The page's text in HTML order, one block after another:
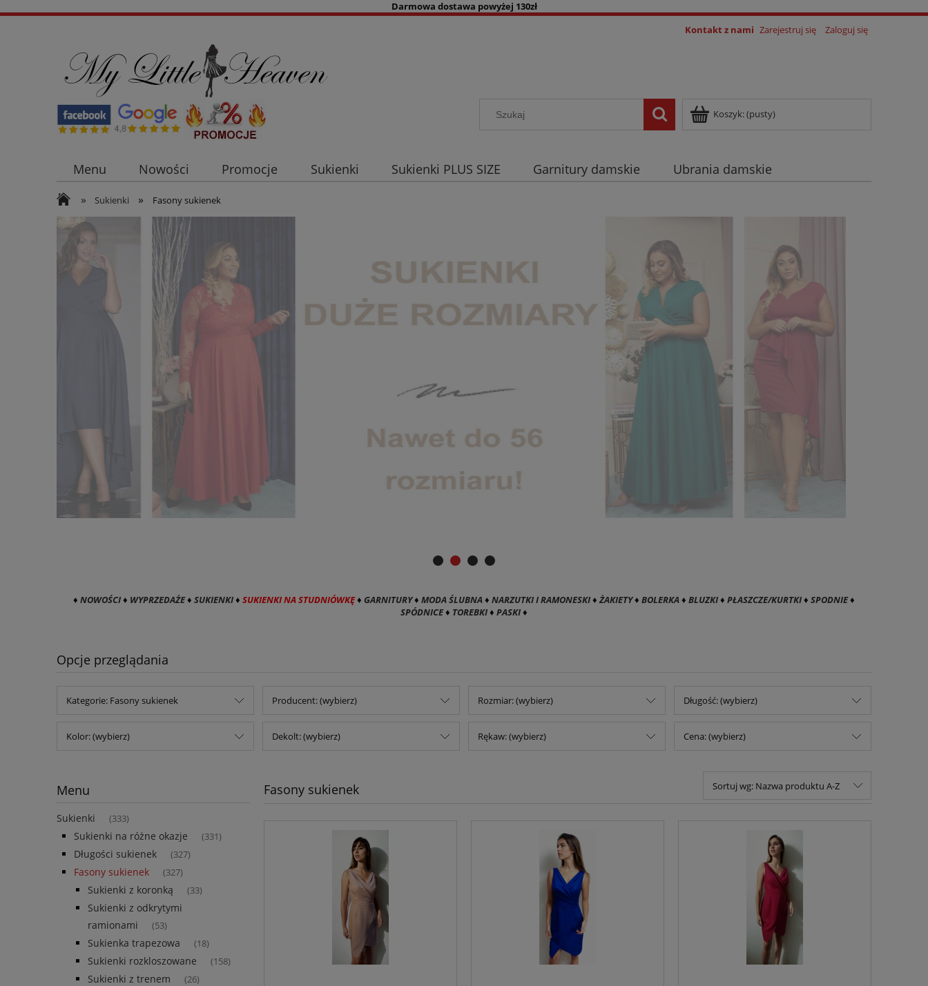
Darmowa dostawa powyżej 130zł
Kontakt z nami Zarejestruj się Zaloguj się
Koszyk:(pusty)
Menu Nowości Promocje Sukienki Sukienki PLUS SIZE Garnitury damskie
Ubrania damskie
Płaszcze i kurtki damskie
» Sukienki » Fasony sukienek
♦ NOWOŚCI♦ WYPRZEDAŻE♦ SUKIENKI♦ SUKIENKI NA STUDNIÓWKĘ♦ GARNITURY♦ MODA ŚLUBNA♦ NARZUTKI I RAMONESKI♦ŻAKIETY♦ BOLERKA♦ BLUZKI♦ PŁASZCZE/KURTKI♦ SPODNIE♦
SPÓDNICE♦ TOREBKI♦ PASKI♦
Opcje przeglądania
Kategorie: Fasony sukienek Producent: (wybierz) Rozmiar: (wybierz) Długość: (wybierz)
Kolor: (wybierz) Dekolt: (wybierz) Rękaw: (wybierz) Cena: (wybierz)
Menu
Sukienki (333)
Sukienki na różne okazje (331)
Długości sukienek (327)
Fasony sukienek (327)
Sukienki z koronką (33)
Sukienki z odkrytymi
ramionami
(53)
Sukienka trapezowa (18)
Sukienki rozkloszowane (158)
Sukienki z trenem (26)
Fasony sukienek Sortuj wg: Nazwa produktu A-Z